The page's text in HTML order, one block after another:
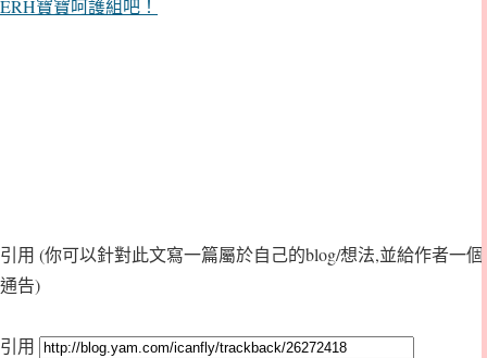
ERH寶寶呵護組吧！
引用 (你可以針對此文寫一篇屬於自己的blog/想法,並給作者一個
通告)
引用